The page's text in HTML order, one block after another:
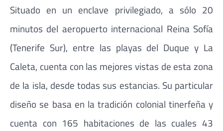
Situado en un enclave privilegiado, a sólo 20
minutos del aeropuerto internacional Reina Sofía
(Tenerife Sur), entre las playas del Duque y La
Caleta, cuenta con las mejores vistas de esta zona
de la isla, desde todas sus estancias. Su particular
diseño se basa en la tradición colonial tinerfeña y
cuenta con 165 habitaciones de las cuales 43